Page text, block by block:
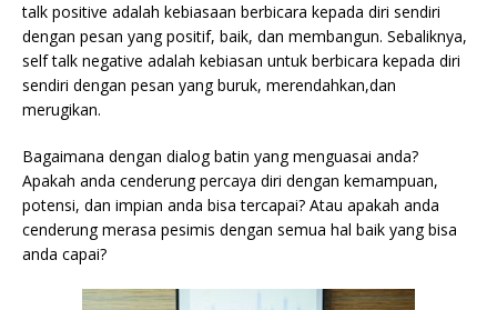
talk positive adalah kebiasaan berbicara kepada diri sendiri
dengan pesan yang positif, baik, dan membangun. Sebaliknya,
self talk negative adalah kebiasan untuk berbicara kepada diri
sendiri dengan pesan yang buruk, merendahkan,dan
merugikan.
Bagaimana dengan dialog batin yang menguasai anda?
Apakah anda cenderung percaya diri dengan kemampuan,
potensi, dan impian anda bisa tercapai? Atau apakah anda
cenderung merasa pesimis dengan semua hal baik yang bisa
anda capai?